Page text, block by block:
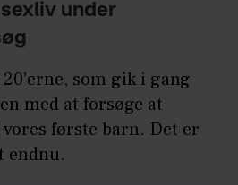
under
som gik i gang
med at forsøge at
første barn. Det er
endnu.